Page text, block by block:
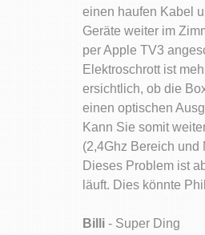
einen haufen Kabel
Geräte weiter im
per Apple TV3
Elektroschrott ist
ersichtlich, ob die
einen optischen
Kann Sie somit
(2,4Ghz Bereich
Dieses Problem ist
läuft. Dies könnte
Billi - Super Ding